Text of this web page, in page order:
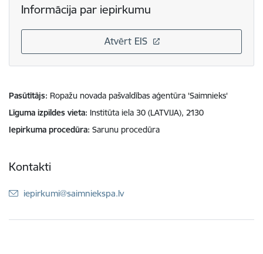
Informācija par iepirkumu
Atvērt EIS
Pasūtītājs Ropažu novada pašvaldības aģentūra 'Saimnieks'
Līguma izpildes vieta Institūta iela 30 (LATVIJA), 2130
Iepirkuma procedūra Sarunu procedūra
Kontakti
E-pasts:
iepirkumi@saimniekspa.lv